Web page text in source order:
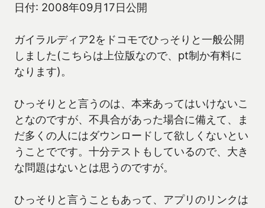
日付: 2008年09月17日公開
ガイラルディア2をドコモでひっそりと一般公開
しました(こちらは上位版なので、pt制か有料に
なります)。
ひっそりとと言うのは、本来あってはいけないこ
となのですが、不具合があった場合に備えて、ま
だ多くの人にはダウンロードして欲しくないとい
うことでです。十分テストもしているので、大き
な問題はないとは思うのですが。
ひっそりと言うこともあって、アプリのリンクは